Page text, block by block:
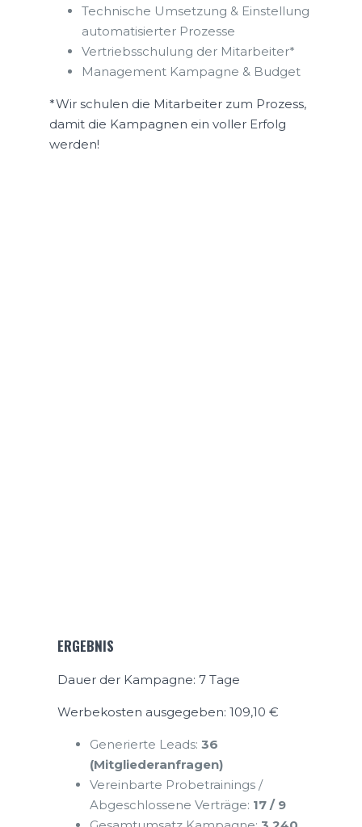
Technische Umsetzung & Einstellung
automatisierter Prozesse
Vertriebsschulung der Mitarbeiter*
Management Kampagne & Budget
*Wir schulen die Mitarbeiter zum Prozess,
damit die Kampagnen ein voller Erfolg
werden!
ERGEBNIS
Dauer der Kampagne: 7 Tage
Werbekosten ausgegeben: 109,10 €
Generierte Leads:36
(Mitgliederanfragen)
Vereinbarte Probetrainings /
Abgeschlossene Verträge: 17 / 9